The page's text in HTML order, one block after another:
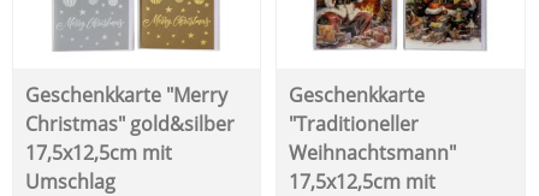
Geschenkkarte "Merry
Christmas" gold&silber
17,5x12,5cm mit
Umschlag
Geschenkkarte
"Traditioneller
Weihnachtsmann"
17,5x12,5cm mit